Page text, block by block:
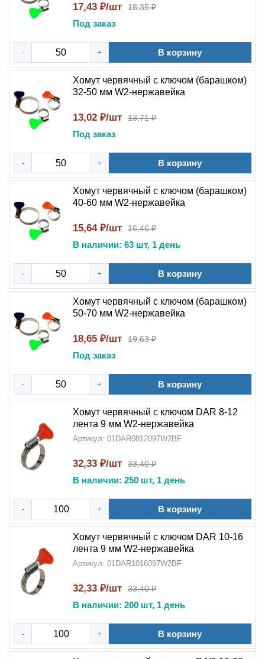
17,43 ₽/шт 18,35 ₽
Под заказ
- + В корзину
Хомут червячный с ключом (барашком)
32-50 мм W2-нержавейка
13,02 ₽/шт 13,71 ₽
Под заказ
- + В корзину
Хомут червячный с ключом (барашком)
40-60 мм W2-нержавейка
15,64 ₽/шт 16,46 ₽
В наличии: 63 шт, 1 день
- + В корзину
Хомут червячный с ключом (барашком)
50-70 мм W2-нержавейка
18,65 ₽/шт 19,63 ₽
Под заказ
- + В корзину
Хомут червячный с ключом DAR 8-12
лента 9 мм W2-нержавейка
Артикул: 01DAR0812097W2BF
32,33 ₽/шт 33,40 ₽
В наличии: 250 шт, 1 день
- + В корзину
Хомут червячный с ключом DAR 10-16
лента 9 мм W2-нержавейка
Артикул: 01DAR1016097W2BF
32,33 ₽/шт 33,40 ₽
В наличии: 200 шт, 1 день
- + В корзину